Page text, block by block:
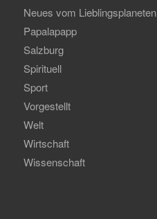
Neues vom Lieblingsplaneten
Papalapapp
Salzburg
Spirituell
Sport
Vorgestellt
Welt
Wirtschaft
Wissenschaft